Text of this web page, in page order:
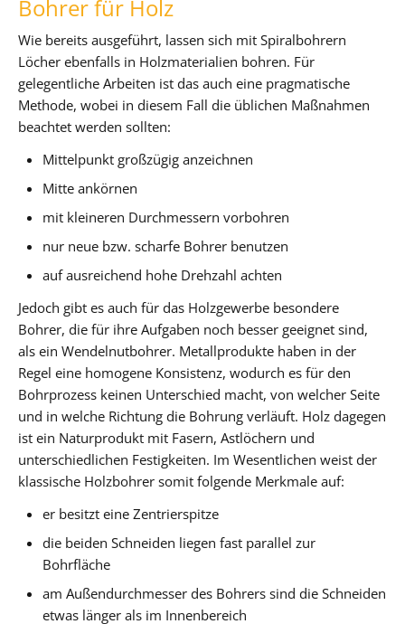
Bohrer für Holz
Wie bereits ausgeführt, lassen sich mit Spiralbohrern
Löcher ebenfalls in Holzmaterialien bohren. Für
gelegentliche Arbeiten ist das auch eine pragmatische
Methode, wobei in diesem Fall die üblichen Maßnahmen
beachtet werden sollten:
Mittelpunkt großzügig anzeichnen
Mitte ankörnen
mit kleineren Durchmessern vorbohren
nur neue bzw. scharfe Bohrer benutzen
auf ausreichend hohe Drehzahl achten
Jedoch gibt es auch für das Holzgewerbe besondere
Bohrer, die für ihre Aufgaben noch besser geeignet sind,
als ein Wendelnutbohrer. Metallprodukte haben in der
Regel eine homogene Konsistenz, wodurch es für den
Bohrprozess keinen Unterschied macht, von welcher Seite
und in welche Richtung die Bohrung verläuft. Holz dagegen
ist ein Naturprodukt mit Fasern, Astlöchern und
unterschiedlichen Festigkeiten. Im Wesentlichen weist der
klassische Holzbohrer somit folgende Merkmale auf:
er besitzt eine Zentrierspitze
die beiden Schneiden liegen fast parallel zur
Bohrfläche
am Außendurchmesser des Bohrers sind die Schneiden
etwas länger als im Innenbereich